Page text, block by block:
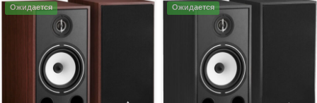
Ожидается Ожидается